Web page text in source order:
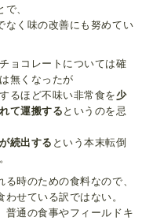
で、
なく味の改善にも努めてい
ョコレートについては確
無くなったが
るほど不味い非常食を少
て運搬するというのを忌
続出する という本末転倒
時のための食料なので、
せている訳ではない。
普通の食事やフィールドキ